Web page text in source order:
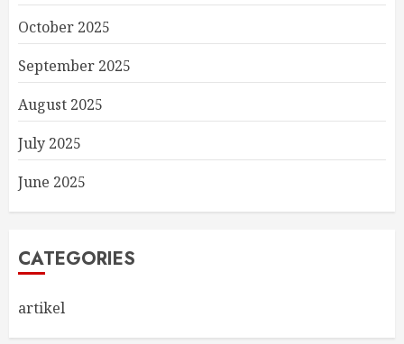
October 2025
September 2025
August 2025
July 2025
June 2025
CATEGORIES
artikel